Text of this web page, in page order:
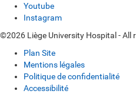
Youtube
Instagram
©2026 Liège University Hospital - All
Plan Site
Mentions légales
Politique de confidentialité
Accessibilité